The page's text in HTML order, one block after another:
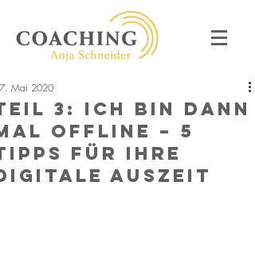
3: Ich bin dann
offline – 5
für Ihre
Auszeit
Mai 2020